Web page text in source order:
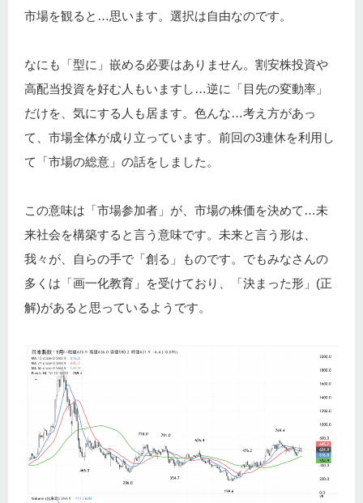
市場を観ると…思います。選択は自由なのです。
なにも「型に」嵌める必要はありません。割安株投資や
高配当投資を好む人もいますし…逆に「目先の変動率」
だけを、気にする人も居ます。色んな…考え方があっ
て、市場全体が成り立っています。前回の3連休を利用し
て「市場の総意」の話をしました。
この意味は「市場参加者」が、市場の株価を決めて…未
来社会を構築すると言う意味です。未来と言う形は、
我々が、自らの手で「創る」ものです。でもみなさんの
多くは「画一化教育」を受けており、「決まった形」(正
解)があると思っているようです。